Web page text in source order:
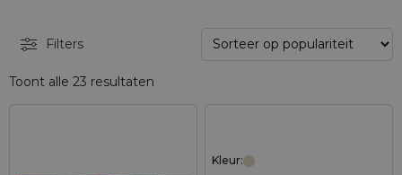
Filters
Toont alle 23 resultaten
Kleur: